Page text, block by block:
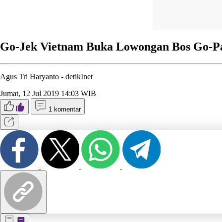
Go-Jek Vietnam Buka Lowongan Bos Go-
Agus Tri Haryanto - detikInet
Jumat, 12 Jul 2019 14:03 WIB
1 komentar